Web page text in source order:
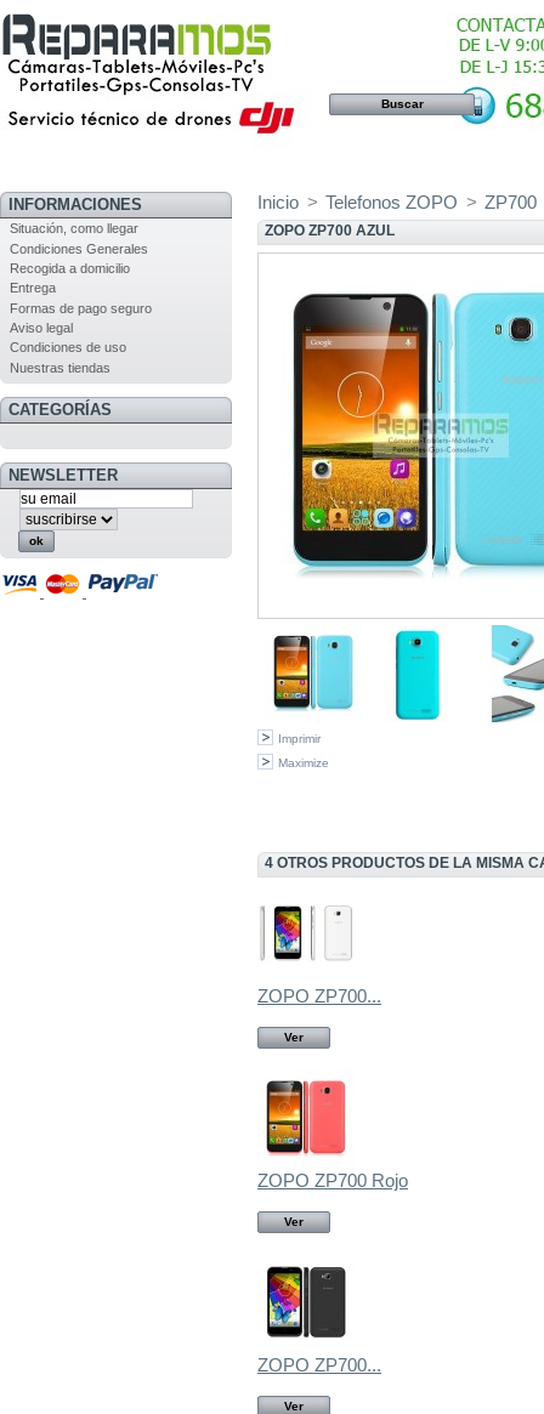
INFORMACIONES
Situación, como llegar
Condiciones Generales
Recogida a domicilio
Entrega
Formas de pago seguro
Aviso legal
Condiciones de uso
Nuestras tiendas
CATEGORÍAS
NEWSLETTER
Inicio > Telefonos ZOPO > ZP700
ZOPO ZP700 AZUL
Imprimir
Maximize
4 OTROS PRODUCTOS DE LA MISMA
ZOPO ZP700...
Ver
ZOPO ZP700 Rojo
Ver
ZOPO ZP700...
Ver